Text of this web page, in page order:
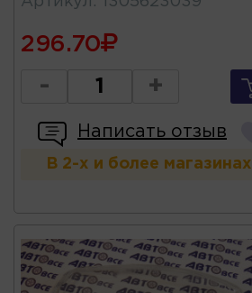
296.70
- +
Написать отзыв
В 2-х и более магазинах